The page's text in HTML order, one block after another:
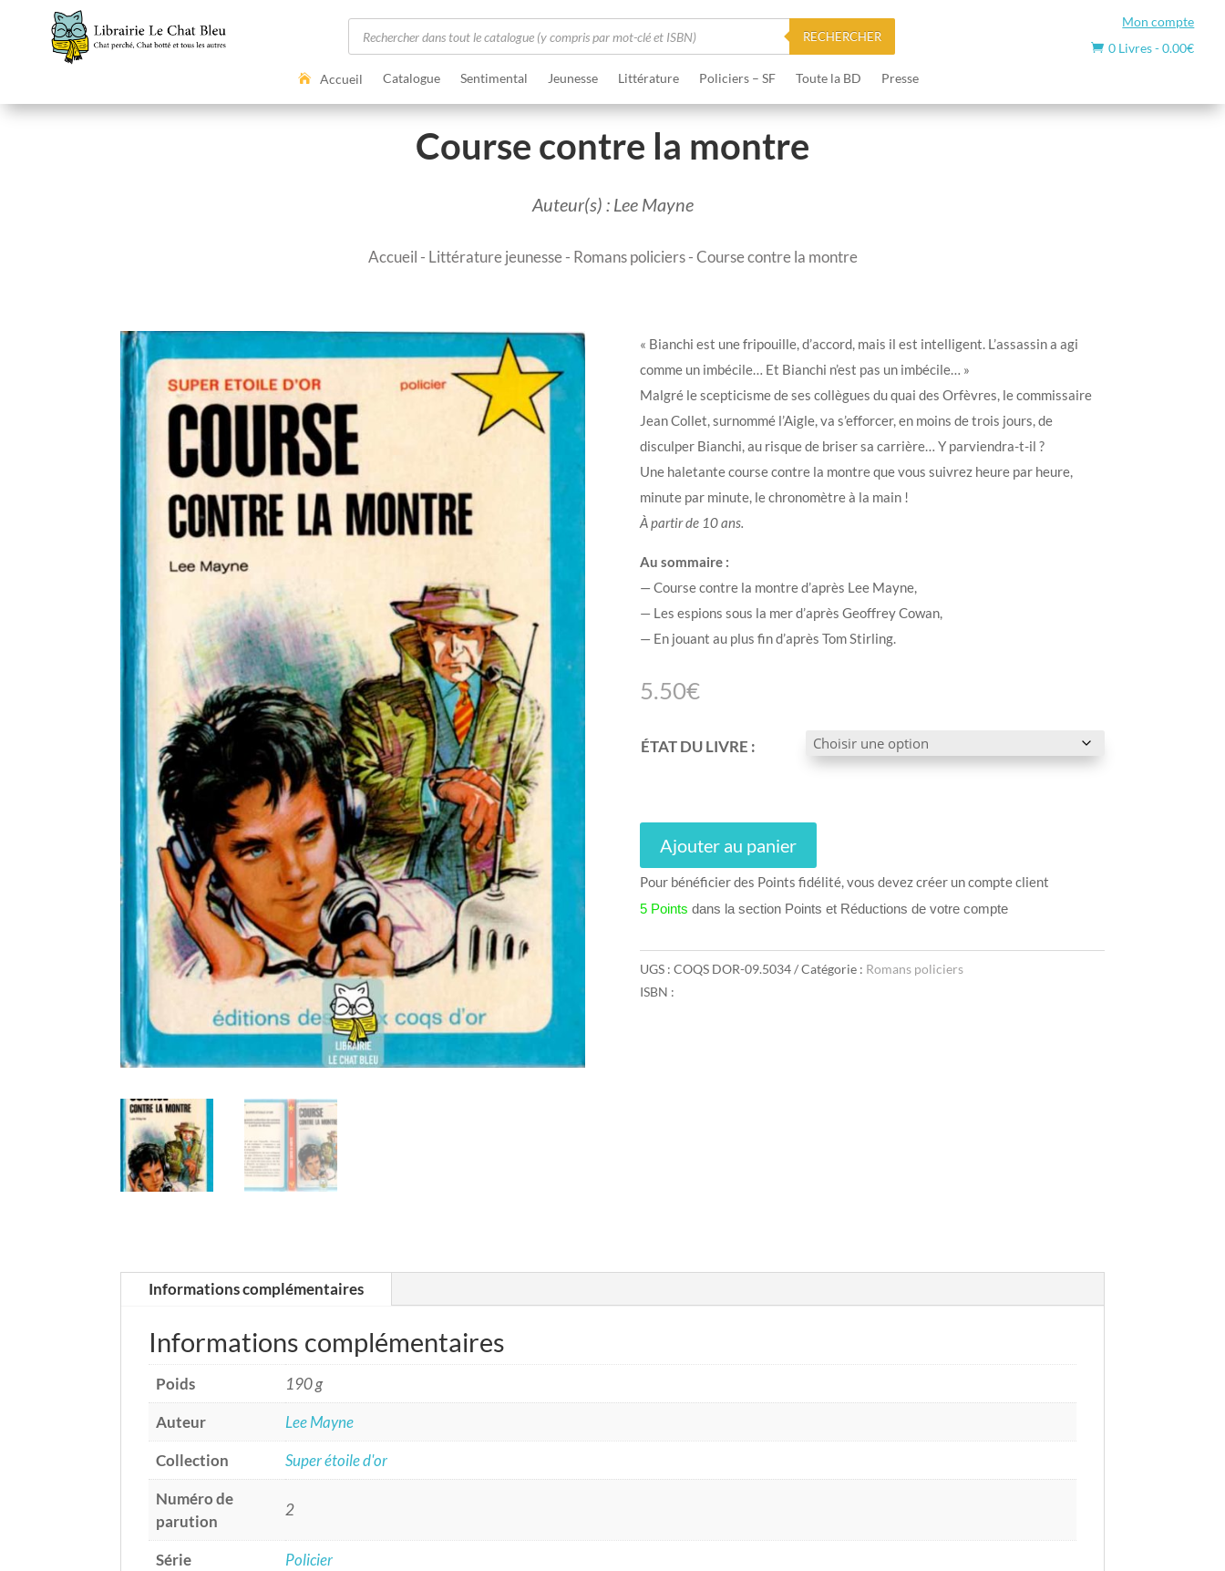
Recherche
de
produits
RECHERCHER
Mon compte
 0 Livres-0.00€
Accueil
Catalogue Sentimental Jeunesse Littérature Policiers – SF Toute la BD Presse
Course contre la montre
Auteur(s) : Lee Mayne
Accueil - Littérature jeunesse- Romans policiers- Course contre la montre
« Bianchi est une fripouille, d’accord, mais il est intelligent. L’assassin a agi
comme un imbécile… Et Bianchi n’est pas un imbécile… »
Malgré le scepticisme de ses collègues du quai des Orfèvres, le commissaire
Jean Collet, surnommé l’Aigle, va s’efforcer, en moins de trois jours, de
disculper Bianchi, au risque de briser sa carrière… Y parviendra-t-il ?
Une haletante course contre la montre que vous suivrez heure par heure,
minute par minute, le chronomètre à la main !
À partir de 10 ans.
Au sommaire :
— Course contre la montre d’après Lee Mayne,
— Les espions sous la mer d’après Geoffrey Cowan,
— En jouant au plus fin d’après Tom Stirling.
5.50€
ÉTAT DU LIVRE :
Ajouter au panier
Pour bénéficier des Points fidélité, vous devez créer un compte client
5 Points dans la section Points et Réductions de votre compte
UGS : COQS DOR-09.5034 Catégorie : Romans policiers
ISBN :
Informations complémentaires
Informations complémentaires
Poids
190 g
Auteur
Lee Mayne
Collection
Super étoile d'or
Numéro de
parution
2
Série
Policier